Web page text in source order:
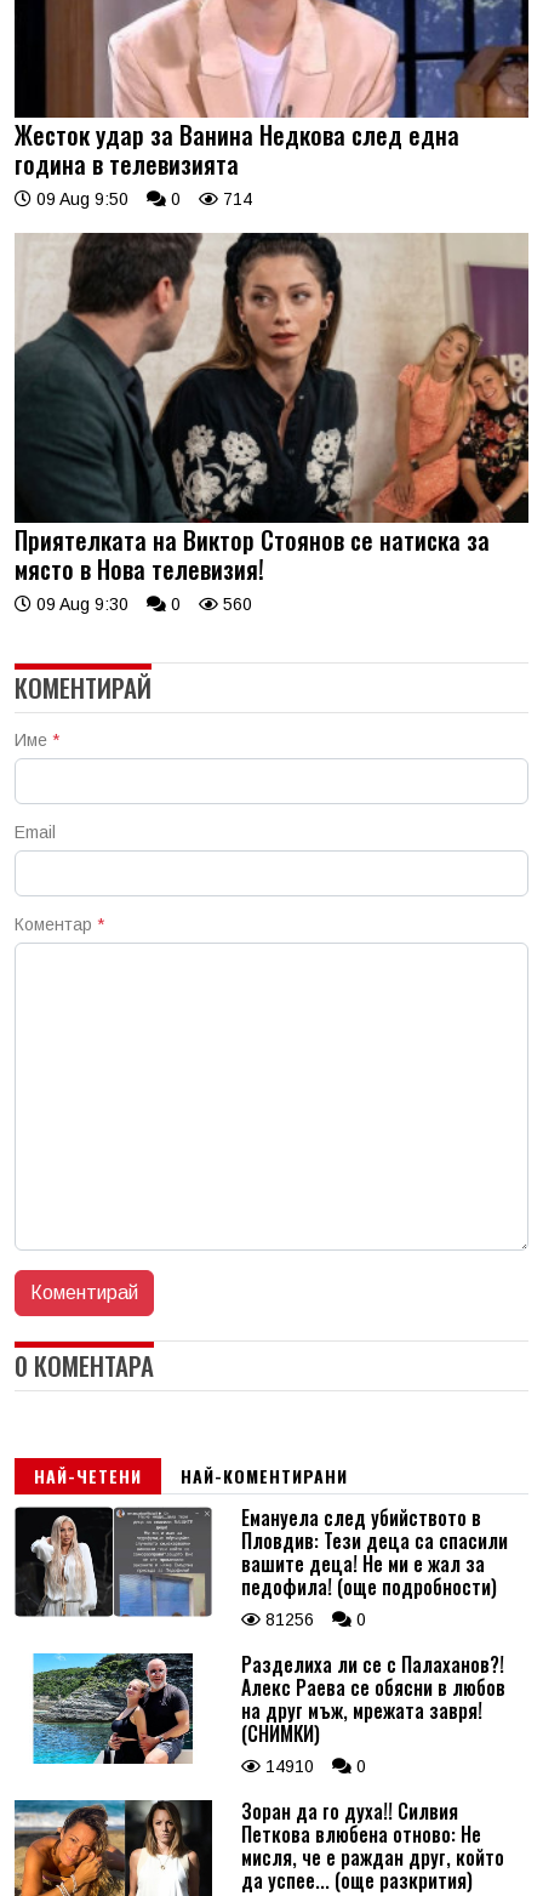
Жесток удар за Ванина Недкова след една
година в телевизията
09 Aug 9:50 0 714
Приятелката на Виктор Стоянов се натиска за
място в Нова телевизия!
09 Aug 9:30 0 560
КОМЕНТИРАЙ
Име *
Email
Коментар *
0 КОМЕНТАРА
НАЙ-ЧЕТЕНИ НАЙ-КОМЕНТИРАНИ
Емануела след убийството в
Пловдив: Тези деца са спасили
вашите деца! Не ми е жал за
педофила! (още подробности)
81256 0
Разделиха ли се с Палаханов?!
Алекс Раева се обясни в любов
на друг мъж, мрежата завря!
(СНИМКИ)
14910 0
Зоран да го духа!! Силвия
Петкова влюбена отново: Не
мисля, че е раждан друг, който
да успее... (още разкрития)